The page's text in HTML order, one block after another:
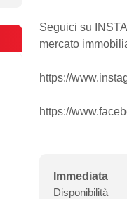
Seguici su
mercato
https://
https://
Immediata
Disponibilità